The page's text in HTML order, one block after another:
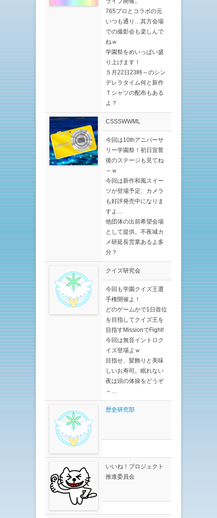
765プロとコラボの元
いつも通り…其方会場
での撮影会も楽しんで
ねｗ
学園祭をめいっぱい盛
り上げます！
５月22日23時～のシン
デレラタイム何と新作
Ｔシャツの配布もある
よ？
CSSSWWML
今回は10thアニバーサ
リー学園祭！初日宣誓
後のステージも見てね
～ｗ
今回は新作和風スイー
ツが登場予定、カメラ
も好評発売中になりま
すよ…
他団体の出前希望会場
として提供。不夜城カ
メ研延長営業あるよ多
分？
クイズ研究会
今回も学園クイズ王選
手権開催よ！
どのゲームかで1日首位
を目指してクイズ王を
目指すMissionでFight!
今回は無音イントロク
イズ登場よｗ
目指せ、髪飾りと美味
しいお寿司。眠れない
夜は頭の体操をどうぞ
～…
歴史研究部
いいね！プロジェクト
推進委員会